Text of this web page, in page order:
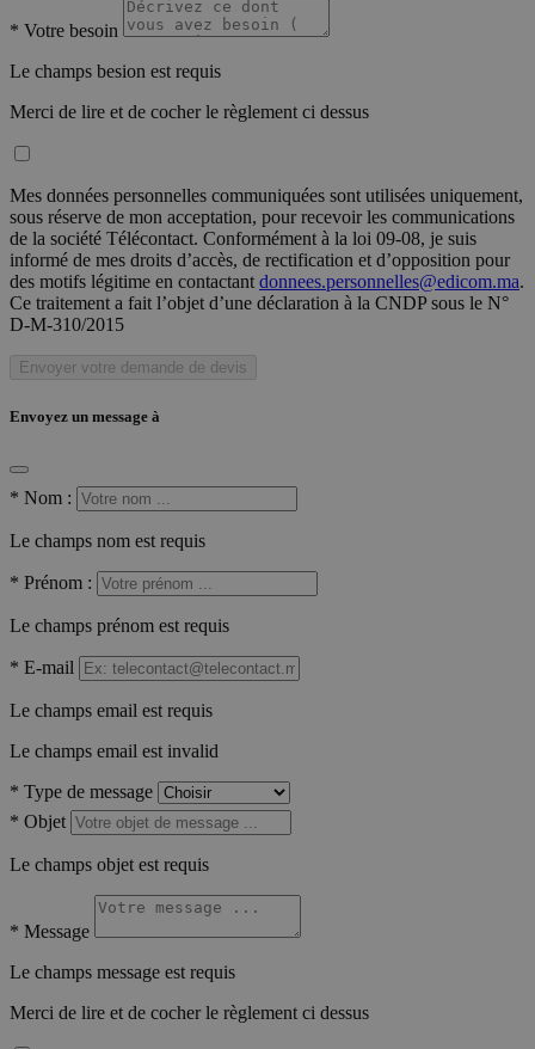
* Votre besoin
Le champs besion est requis
Merci de lire et de cocher le règlement ci dessus
Mes données personnelles communiquées sont utilisées uniquement,
sous réserve de mon acceptation, pour recevoir les communications
de la société Télécontact. Conformément à la loi 09-08, je suis
informé de mes droits d’accès, de rectification et d’opposition pour
des motifs légitime en contactant donnees.personnelles@edicom.ma.
Ce traitement a fait l’objet d’une déclaration à la CNDP sous le N°
D-M-310/2015
Envoyer votre demande de devis
Envoyez un message à
* Nom :
Le champs nom est requis
* Prénom :
Le champs prénom est requis
* E-mail
Le champs email est requis
Le champs email est invalid
* Type de message
* Objet
Le champs objet est requis
* Message
Le champs message est requis
Merci de lire et de cocher le règlement ci dessus